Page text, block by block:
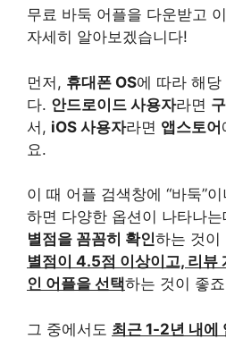
무료 바둑 어플을 다운받고
자세히 알아보겠습니다!
먼저, 휴대폰 OS에 따라 해
다. 안드로이드 사용자라면
서, iOS 사용자라면 앱스토어
요.
이 때 어플 검색창에 “바둑”
하면 다양한 옵션이 나타나는
별점을 꼼꼼히 확인하는 것이
별점이 4.5점 이상이고, 리뷰
인 어플을 선택하는 것이 좋
그 중에서도 최근 1-2년 내에